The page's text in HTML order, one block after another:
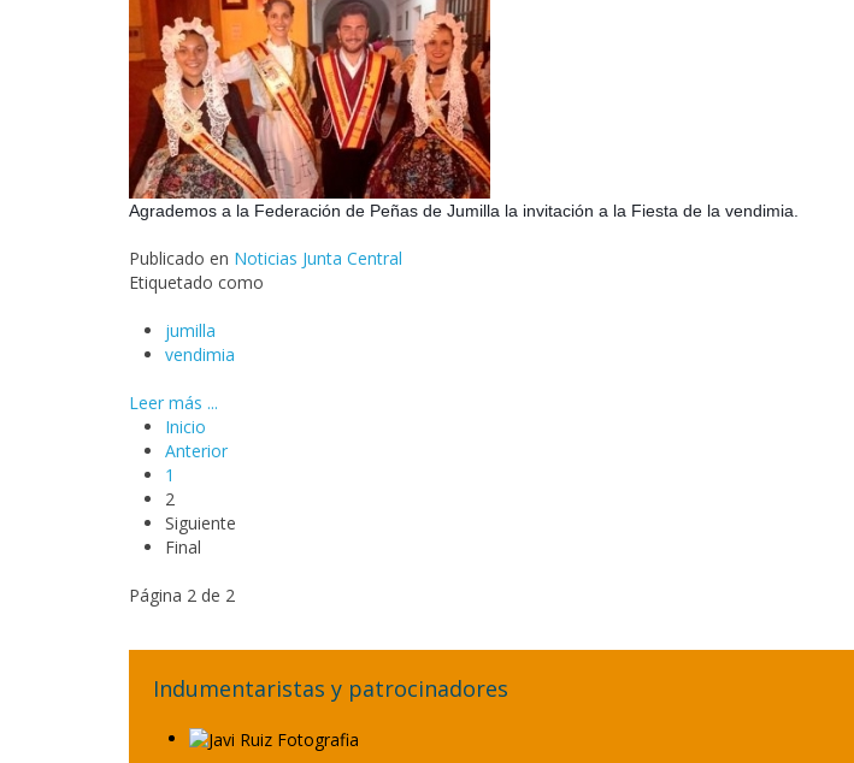
Agrademos a la Federación de Peñas de Jumilla la invitación a la Fiesta de la vendimia.
Publicado en Noticias Junta Central
Etiquetado como
jumilla
vendimia
Leer más ...
Inicio
Anterior
1
2
Siguiente
Final
Página 2 de 2
Indumentaristas y patrocinadores